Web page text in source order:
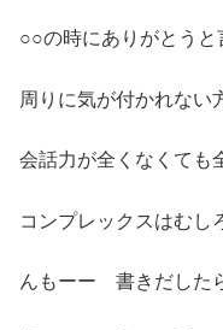
○○の時にありがとうと
周りに気が付かれない
会話力が全くなくても
コンプレックスはむし
んもーー 書きだした